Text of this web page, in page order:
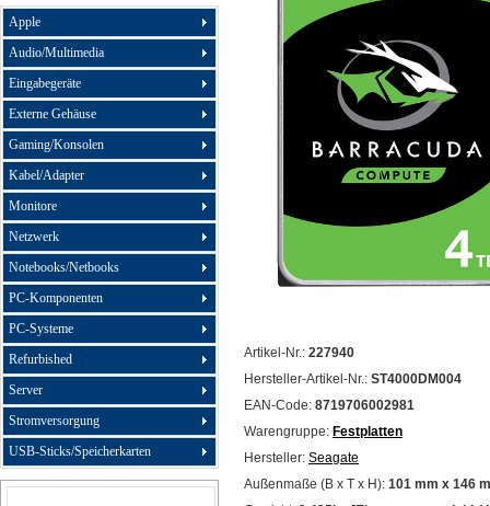
Apple
Audio/Multimedia
Eingabegeräte
Externe Gehäuse
Gaming/Konsolen
Kabel/Adapter
Monitore
Netzwerk
Notebooks/Netbooks
PC-Komponenten
PC-Systeme
Refurbished
Server
Stromversorgung
USB-Sticks/Speicherkarten
Artikel-Nr.: 227940
Hersteller-Artikel-Nr.: ST4000DM004
EAN-Code: 8719706002981
Warengruppe: Festplatten
Hersteller: Seagate
Außenmaße (B x T x H): 101 mm x 146